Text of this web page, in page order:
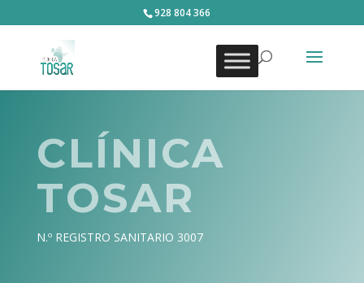
928 804 366
CLÍNICA
TOSAR
N.º REGISTRO SANITARIO 3007